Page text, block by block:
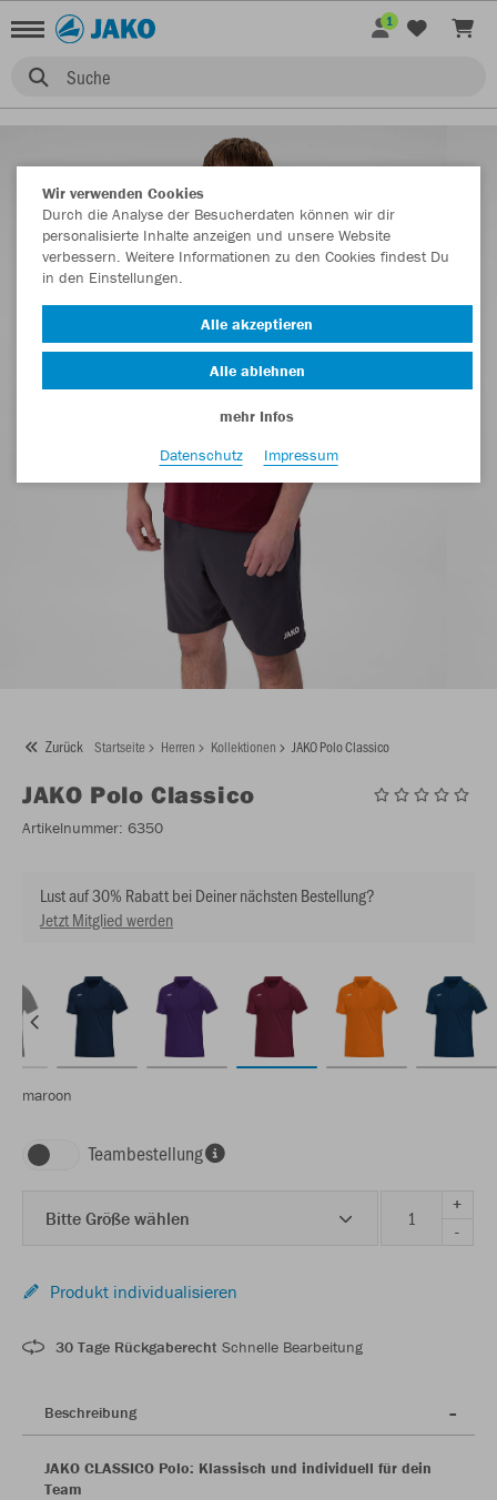
Suche
1
Zurück Startseite Herren Kollektionen JAKO Polo Classico
JAKO Polo Classico
Artikelnummer: 6350
Lust auf 30% Rabatt bei Deiner nächsten Bestellung?
Jetzt Mitglied werden
maroon
Teambestellung
Bitte Größe wählen
+
-
Produkt individualisieren
30 Tage Rückgaberecht Schnelle Bearbeitung
Beschreibung
JAKO CLASSICO Polo: Klassisch und individuell für dein
Team
Wir verwenden Cookies
Durch die Analyse der Besucherdaten können wir dir
personalisierte Inhalte anzeigen und unsere Website
verbessern. Weitere Informationen zu den Cookies findest Du
in den Einstellungen.
Alle akzeptieren
Alle ablehnen
mehr Infos
Datenschutz
Impressum